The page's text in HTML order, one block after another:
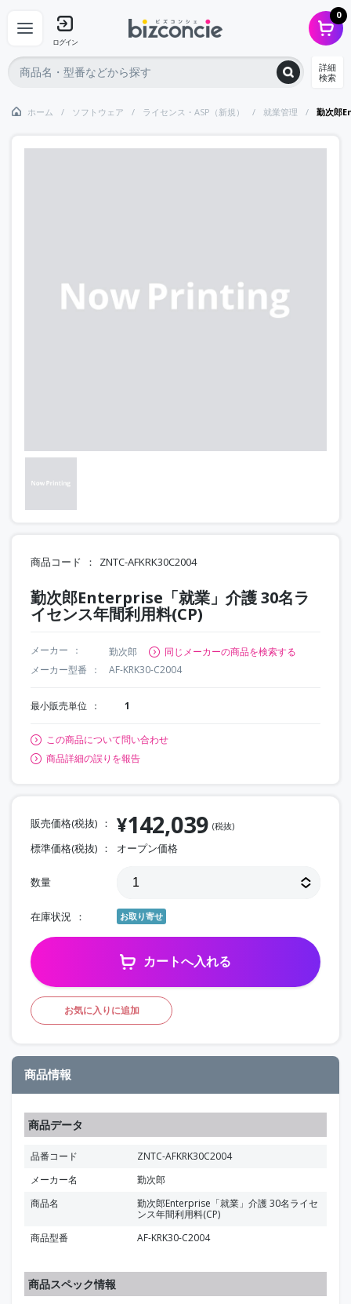
ログイン
0
詳細
検索
ホーム ソフトウェア ライセンス・ASP（新規） 就業管理 勤次郎
商品コード ZNTC-AFKRK30C2004
勤次郎Enterprise「就業」介護 30名ラ
イセンス年間利用料(CP)
メーカー 勤次郎
同じメーカーの商品を検索する
メーカー型番
AF-KRK30-C2004
最小販売単位 1
この商品について問い合わせ
商品詳細の誤りを報告
販売価格(税抜) ¥142,039 (税抜)
標準価格(税抜) オープン価格
数量
在庫状況 お取り寄せ
カートへ入れる
お気に入りに追加
商品情報
商品データ
品番コード
ZNTC-AFKRK30C2004
メーカー名
勤次郎
商品名
勤次郎Enterprise「就業」介護 30名ライセ
ンス年間利用料(CP)
商品型番
AF-KRK30-C2004
商品スペック情報